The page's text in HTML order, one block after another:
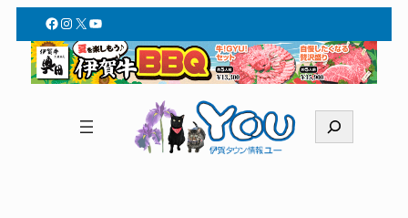
Facebook
Instagram
X YouTube
索